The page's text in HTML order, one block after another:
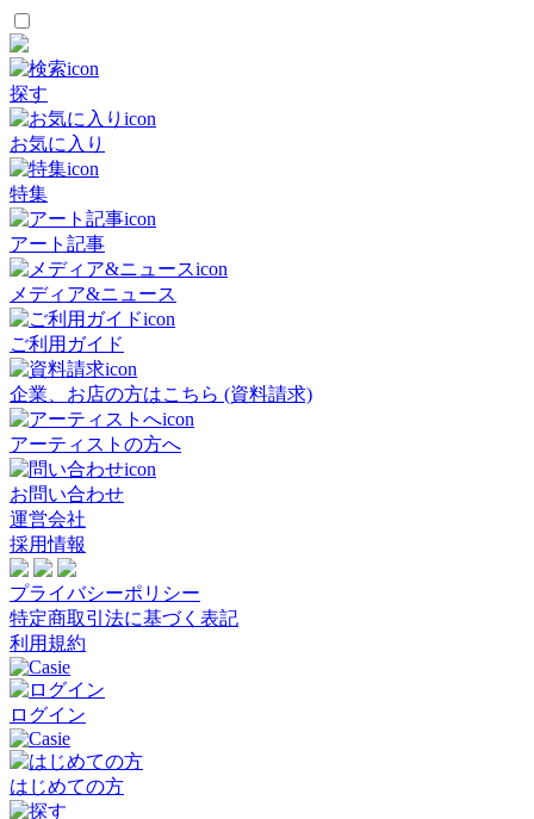
探す
お気に入り
特集
アート記事
メディア&ニュース
ご利用ガイド
企業、お店の方はこちら (資料請求)
アーティストの方へ
お問い合わせ
運営会社
採用情報
プライバシーポリシー
特定商取引法に基づく表記
利用規約
ログイン
はじめての方